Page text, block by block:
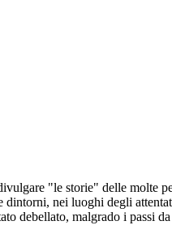
"le storie" delle molte
nei luoghi degli
debellato, malgrado i passi